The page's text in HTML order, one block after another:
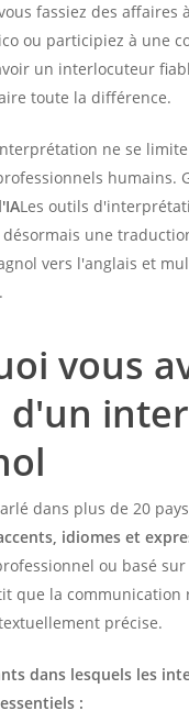
fassiez des affaires
ou participiez à une
un interlocuteur
toute la différence.
ne se
humains.
Les outils
une
vers l'anglais et
vous
d'un
dans plus de 20
idiomes et
ou basé sur
que la communication
précise.
dans lesquels les
: